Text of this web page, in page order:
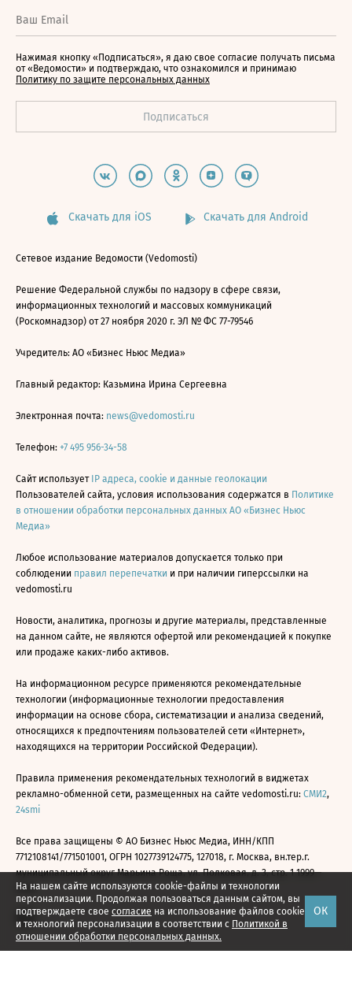
На нашем сайте используются cookie-файлы и технологии
персонализации. Продолжая пользоваться данным сайтом, вы
подтверждаете свое согласие на использование файлов cookie
и технологий персонализации в соответствии с Политикой в
отношении обработки персональных данных.
ОК
Нажимая кнопку «Подписаться», я даю свое согласие получать письма
от «Ведомости» и подтверждаю, что ознакомился и принимаю
Политику по защите персональных данных
Скачать для iOS Скачать для Android
Сетевое издание Ведомости (Vedomosti)
Решение Федеральной службы по надзору в сфере связи,
информационных технологий и массовых коммуникаций
(Роскомнадзор) от 27 ноября 2020 г. ЭЛ № ФС 77-79546
Учредитель: АО «Бизнес Ньюс Медиа»
Главный редактор: Казьмина Ирина Сергеевна
Электронная почта: news@vedomosti.ru
Телефон: +7 495 956-34-58
Сайт использует IP адреса, cookie и данные геолокации
Пользователей сайта, условия использования содержатся в Политике
в отношении обработки персональных данных АО «Бизнес Ньюс
Медиа»
Любое использование материалов допускается только при
соблюдении правил перепечатки и при наличии гиперссылки на
vedomosti.ru
Новости, аналитика, прогнозы и другие материалы, представленные
на данном сайте, не являются офертой или рекомендацией к покупке
или продаже каких-либо активов.
На информационном ресурсе применяются рекомендательные
технологии (информационные технологии предоставления
информации на основе сбора, систематизации и анализа сведений,
относящихся к предпочтениям пользователей сети «Интернет»,
находящихся на территории Российской Федерации).
Правила применения рекомендательных технологий в виджетах
рекламно-обменной сети, размещенных на сайте vedomosti.ru: СМИ2,
24smi
Все права защищены © АО Бизнес Ньюс Медиа, ИНН/КПП
7712108141/771501001, ОГРН 1027739124775, 127018, г. Москва, вн.тер.г.
муниципальный округ Марьина Роща, ул. Полковая, д. 3, стр. 1 1999—
2026